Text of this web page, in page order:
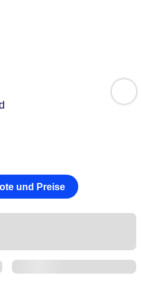
und Preise